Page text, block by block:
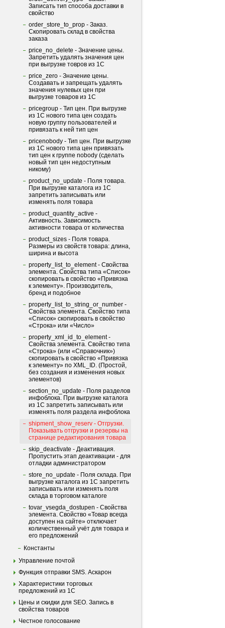
Записать тип способа доставки в
свойство
order_store_to_prop - Заказ.
Скопировать склад в свойства
заказа
price_no_delete - Значение цены.
Запретить удалять значения цен
при выгрузке товров из 1С
price_zero - Значение цены.
Создавать и запрещать удалять
значения нулевых цен при
выгрузке товаров из 1С
pricegroup - Тип цен. При выгрузке
из 1С нового типа цен создать
новую группу пользователей и
привязать к ней тип цен
pricenobody - Тип цен. При выгрузке
из 1С нового типа цен привязать
тип цен к группе nobody (сделать
новый тип цен недоступным
никому)
product_no_update - Поля товара.
При выгрузке каталога из 1С
запретить записывать или
изменять поля товара
product_quantity_active -
Активность. Зависимость
активности товара от количества
product_sizes - Поля товара.
Размеры из свойств товара: длина,
ширина и высота
property_list_to_element - Свойства
элемента. Свойства типа «Список»
скопировать в свойство «Привязка
к элементу». Производитель,
бренд и подобное
property_list_to_string_or_number -
Свойства элемента. Свойство типа
«Список» скопировать в свойство
«Строка» или «Число»
property_xml_id_to_element -
Свойства элемента. Свойство типа
«Строка» (или «Справочник»)
скопировать в свойство «Привязка
к элементу» по XML_ID. (Простой,
без создания и изменения новых
элементов)
section_no_update - Поля разделов
инфоблока. При выгрузке каталога
из 1С запретить записывать или
изменять поля раздела инфоблока
shipment_show_reserv - Отгрузки.
Показывать отгрузки и резервы на
странице редактирования товара
skip_deactivate - Деактивация.
Пропустить этап деактивации - для
отладки администратором
store_no_update - Поля склада. При
выгрузке каталога из 1С запретить
записывать или изменять поля
склада в торговом каталоге
tovar_vsegda_dostupen - Свойства
элемента. Свойство «Товар всегда
доступен на сайте» отключает
количественный учёт для товара и
его предложений
Константы
Управление почтой
Функция отправки SMS. Аскарон
Характеристики торговых
предложений из 1С
Цены и скидки для SEO. Запись в
свойства товаров
Честное голосование